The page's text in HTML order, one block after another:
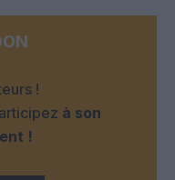
!
à son
!